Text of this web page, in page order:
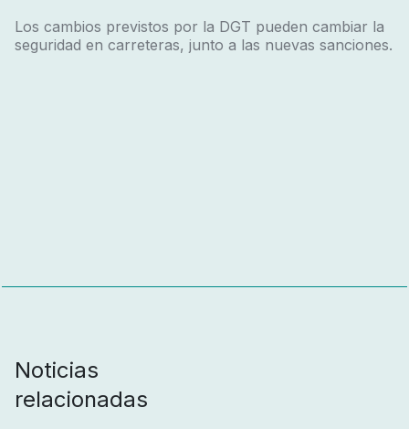
Los cambios previstos por la DGT pueden cambiar la
seguridad en carreteras, junto a las nuevas sanciones.
Noticias
relacionadas